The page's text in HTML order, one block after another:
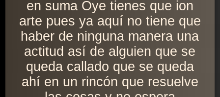
en suma Oye tienes que ion
arte pues ya aquí no tiene que
haber de ninguna manera una
actitud así de alguien que se
queda callado que se queda
ahí en un rincón que resuelve